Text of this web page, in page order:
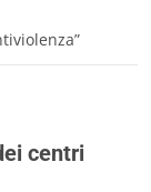
centri